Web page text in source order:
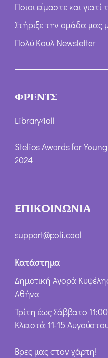
Ποιοι είμαστε και
Στήριξε την ομάδα μας
Πολύ Κουλ Newsletter
ΦΡΕΝΤΣ
Library4all
Stelios Awards for
2024
ΕΠΙΚΟΙΝΩΝΙΑ
support@poli.cool
Κατάστημα
Δημοτική Αγορά
Αθήνα
Τρίτη έως Σάββατο
Κλειστά 11-15 Αυγούστου
Βρες μας στον χάρτη!